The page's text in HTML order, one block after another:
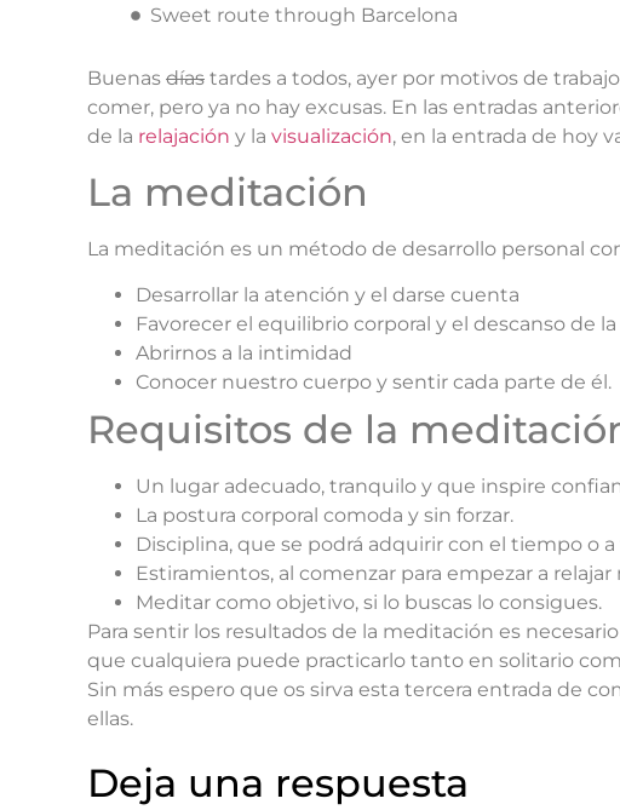
Sweet route through Barcelona
Buenas días tardes a todos, ayer por motivos de
comer, pero ya no hay excusas. En las entradas
de la relajación y la visualización, en la entrada de hoy
La meditación
La meditación es un método de desarrollo personal
Desarrollar la atención y el darse cuenta
Favorecer el equilibrio corporal y el descanso de
Abrirnos a la intimidad
Conocer nuestro cuerpo y sentir cada parte de él.
Requisitos de la
Un lugar adecuado, tranquilo y que inspire
La postura corporal comoda y sin forzar.
Disciplina, que se podrá adquirir con el tiempo o
Estiramientos, al comenzar para empezar a
Meditar como objetivo, si lo buscas lo consigues.
Para sentir los resultados de la meditación es
que cualquiera puede practicarlo tanto en solitario
Sin más espero que os sirva esta tercera entrada de
ellas.
Deja una respuesta